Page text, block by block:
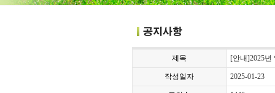
제목 [안내]2025년
작성일자 2025-01-23